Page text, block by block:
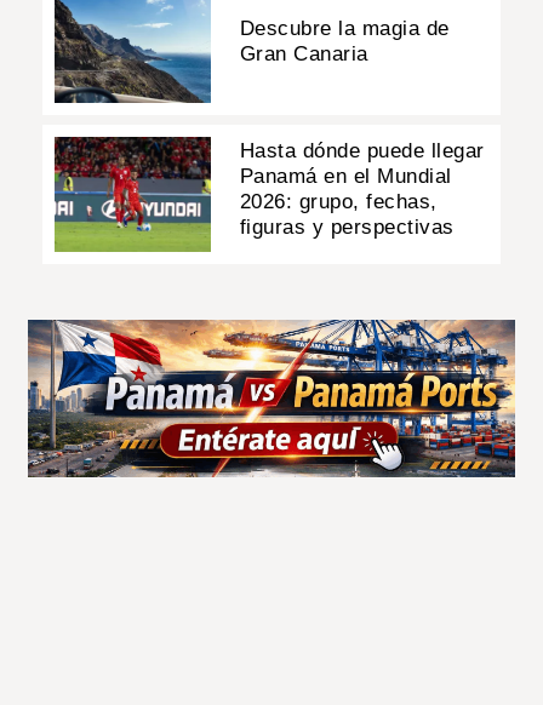
Descubre la magia de
Gran Canaria
Hasta dónde puede llegar
Panamá en el Mundial
2026: grupo, fechas,
figuras y perspectivas